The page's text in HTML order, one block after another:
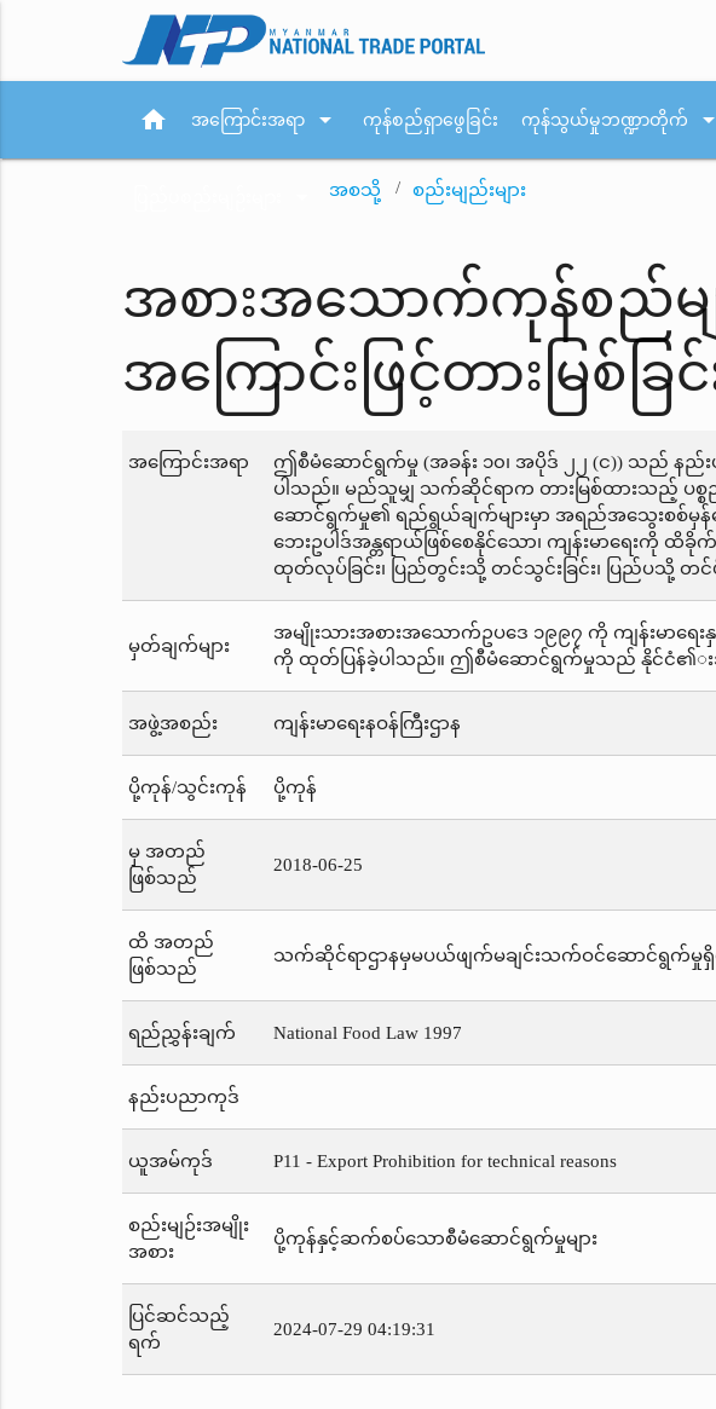
home အကြောင်းအရာ arrow_drop_down ကုန်စည်ရှာဖွေခြင်း ကုန်သွယ်မှုဘဏ္ဍာတိုက် arrow_drop_down
အစသို့ စည်းမျည်းများ
အစားအသောက်ကုန်စည်မ
အကြောင်းဖြင့်တားမြစ်ခြင်
အကြောင်းအရာ
ဤစီမံဆောင်ရွက်မှု (အခန်း ၁၀၊ အပိုဒ် ၂၂ (င)) သည် နည်းပ
ပါသည်။ မည်သူမျှ သက်ဆိုင်ရာက တားမြစ်ထားသည့် ပစ္စည်
ဆောင်ရွက်မှု၏ ရည်ရွယ်ချက်များမှာ အရည်အသွေးစစ်မှန်က
ဘေးဥပါဒ်အန္တရာယ်ဖြစ်စေနိုင်သော၊ ကျန်းမာရေးကို
ထုတ်လုပ်ခြင်း၊ ပြည်တွင်းသို့ တင်သွင်းခြင်း၊ ပြည်ပသို့ တင်ပို့ခ
မှတ်ချက်များ
အမျိုးသားအစားအသောက်ဥပဒေ ၁၉၉၇ ကို ကျန်းမာရေ
ကို ထုတ်ပြန်ခဲ့ပါသည်။ ဤစီမံဆောင်ရွက်မှုသည် နိုင်ငံ၏းအ
အဖွဲ့အစည်း ကျန်းမာရေးနဝန်ကြီးဌာန
ပို့ကုန်/သွင်းကုန် ပို့ကုန်
မှ အတည်
ဖြစ်သည်
2018-06-25
ထိ အတည်
ဖြစ်သည်
သက်ဆိုင်ရာဌာနမှမပယ်ဖျက်မချင်းသက်ဝင်ဆောင်ရွက်မှုရှိ
ရည်ညွှန်းချက် National Food Law 1997
နည်းပညာကုဒ်
ယူအမ်ကုဒ် P11 - Export Prohibition for technical reasons
စည်းမျဉ်းအမျိုး
အစား
ပို့ကုန်နှင့်ဆက်စပ်သောစီမံဆောင်ရွက်မှုများ
ပြင်ဆင်သည့်
ရက်
2024-07-29 04:19:31